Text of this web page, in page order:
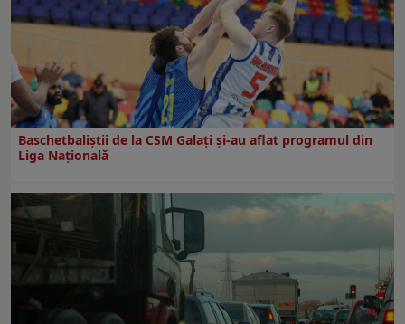
Baschetbaliștii de la CSM Galați și-au aflat programul din
Liga Națională